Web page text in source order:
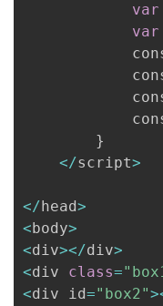
var
var
}
</script>
</head>
<body>
<div></div>
<div class=
<div id="box2">